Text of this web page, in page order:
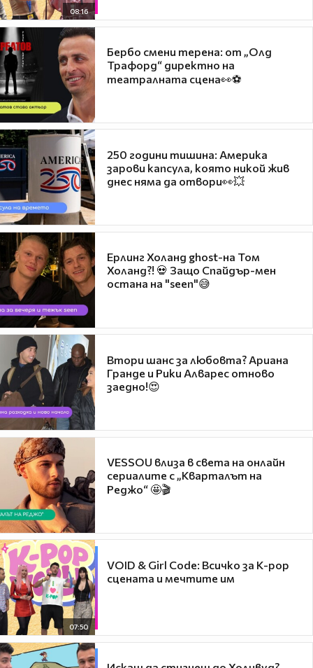
08:16
Бербо смени терена: от „Олд
Трафорд“ директно на
театралната сцена👀⚽
250 години тишина: Америка
зарови капсула, която никой жив
днес няма да отвори👀💥
Ерлинг Холанд ghost-на Том
Холанд?! 💀 Защо Спайдър-мен
остана на "seen"😅
Втори шанс за любовта? Ариана
Гранде и Рики Алварес отново
заедно!😍
VESSOU влиза в света на онлайн
сериалите с „Кварталът на
Реджо“ 🤩🎬
07:50
VOID & Girl Code: Всичко за K-pop
сцената и мечтите им